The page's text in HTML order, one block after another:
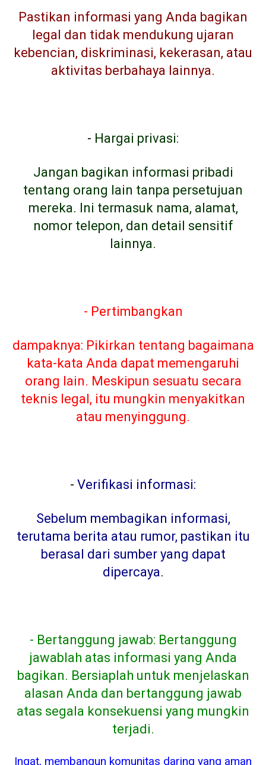
Pastikan informasi yang Anda bagikan
legal dan tidak mendukung ujaran
kebencian, diskriminasi, kekerasan, atau
aktivitas berbahaya lainnya.
- Hargai privasi:
Jangan bagikan informasi pribadi
tentang orang lain tanpa persetujuan
mereka. Ini termasuk nama, alamat,
nomor telepon, dan detail sensitif
lainnya.
- Pertimbangkan
dampaknya: Pikirkan tentang bagaimana
kata-kata Anda dapat memengaruhi
orang lain. Meskipun sesuatu secara
teknis legal, itu mungkin menyakitkan
atau menyinggung.
- Verifikasi informasi:
Sebelum membagikan informasi,
terutama berita atau rumor, pastikan itu
berasal dari sumber yang dapat
dipercaya.
- Bertanggung jawab: Bertanggung
jawablah atas informasi yang Anda
bagikan. Bersiaplah untuk menjelaskan
alasan Anda dan bertanggung jawab
atas segala konsekuensi yang mungkin
terjadi.
Ingat, membangun komunitas daring yang aman